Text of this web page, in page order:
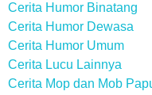
Cerita Humor Binatang
Cerita Humor Dewasa
Cerita Humor Umum
Cerita Lucu Lainnya
Cerita Mop dan Mob